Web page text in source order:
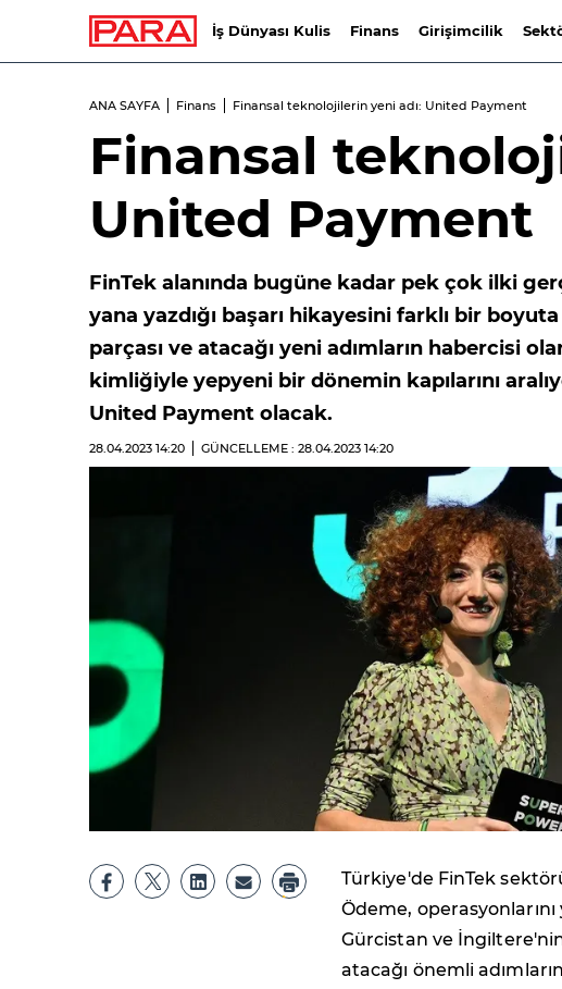
İş Dünyası Kulis Finans Girişimcilik
ANA SAYFA Finans Finansal teknolojilerin yeni adı: United Payment
Finansal
United Payment
FinTek alanında bugüne kadar pek çok ilki
yana yazdığı başarı hikayesini farklı bir
parçası ve atacağı yeni adımların habercisi
kimliğiyle yepyeni bir dönemin kapılarını
United Payment olacak.
28.04.2023 14:20 GÜNCELLEME : 28.04.2023 14:20
Türkiye'de FinTek
Ödeme,
Gürcistan ve İngiltere'nin
atacağı önemli